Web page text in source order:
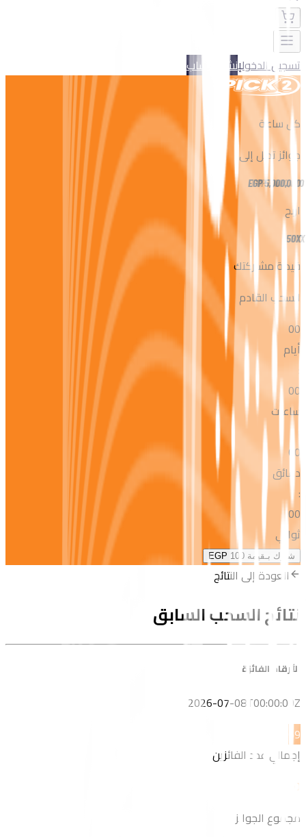
تسجيل الدخولإنشاء حساب
كل ساعة
جوائز تصل إلى
EGP5,000,000
اربح
50X
قيمة مشاركتك
السحب القادم
00
أيام
00
ساعات
00
دقائق
:
00
ثواني
شارك بـقيمة EGP 100
العودة إلى النتائج
نتائج السحب السابق
الأرقام الفائزة
2026-07-08T00:00:00Z
69
إجمالي عدد الفائزين
0
مجموع الجوائز